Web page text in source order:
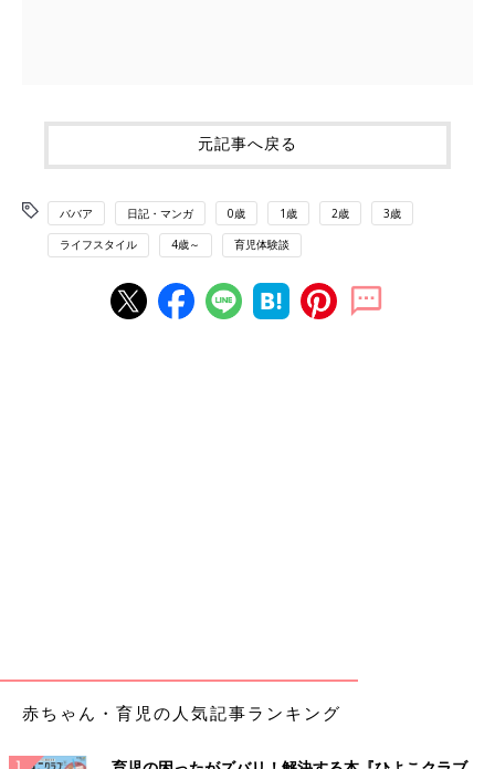
元記事へ戻る
ババア 日記・マンガ 0歳 1歳 2歳 3歳
ライフスタイル 4歳～ 育児体験談
赤ちゃん・育児の人気記事ランキング